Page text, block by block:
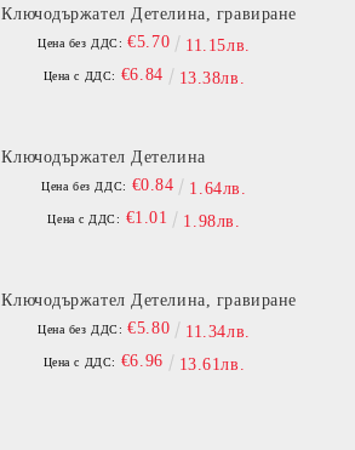
Ключодържател Детелина, гравиране
Цена без ДДС: €5.70 11.15лв.
Цена с ДДС: €6.84 13.38лв.
Ключодържател Детелина
Цена без ДДС: €0.84 1.64лв.
Цена с ДДС: €1.01 1.98лв.
Ключодържател Детелина, гравиране
Цена без ДДС: €5.80 11.34лв.
Цена с ДДС: €6.96 13.61лв.